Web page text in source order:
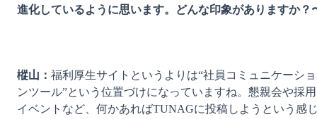
進化しているように思います。どんな印象がありますか？
樅山： 福利厚生サイトというよりは“社員コミュニケーショ
ンツール”という位置づけになっていますね。懇親会や採用
イベントなど、何かあればTUNAGに投稿しようという感